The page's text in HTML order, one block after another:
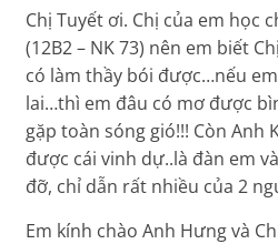
Chị Tuyết ơi. Chị của em học
(12B2 – NK 73) nên em biết
có làm thầy bói được…nếu
lai…thì em đâu có mơ được
gặp toàn sóng gió!!! Còn Anh
được cái vinh dự..là đàn em
đỡ, chỉ dẫn rất nhiều của 2
Em kính chào Anh Hưng và